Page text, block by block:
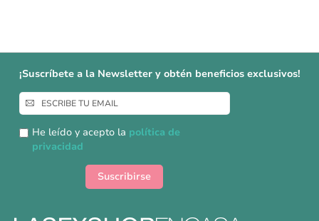
¡Suscríbete a la Newsletter y obtén beneficios exclusivos!
Inscríbase
a
nuestro
boletín
He leído y acepto la política de
privacidad
Suscribirse